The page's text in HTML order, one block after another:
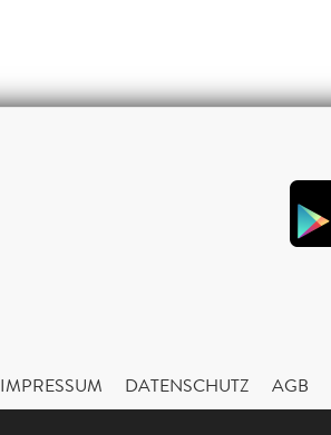
IMPRESSUM DATENSCHUTZ AGB